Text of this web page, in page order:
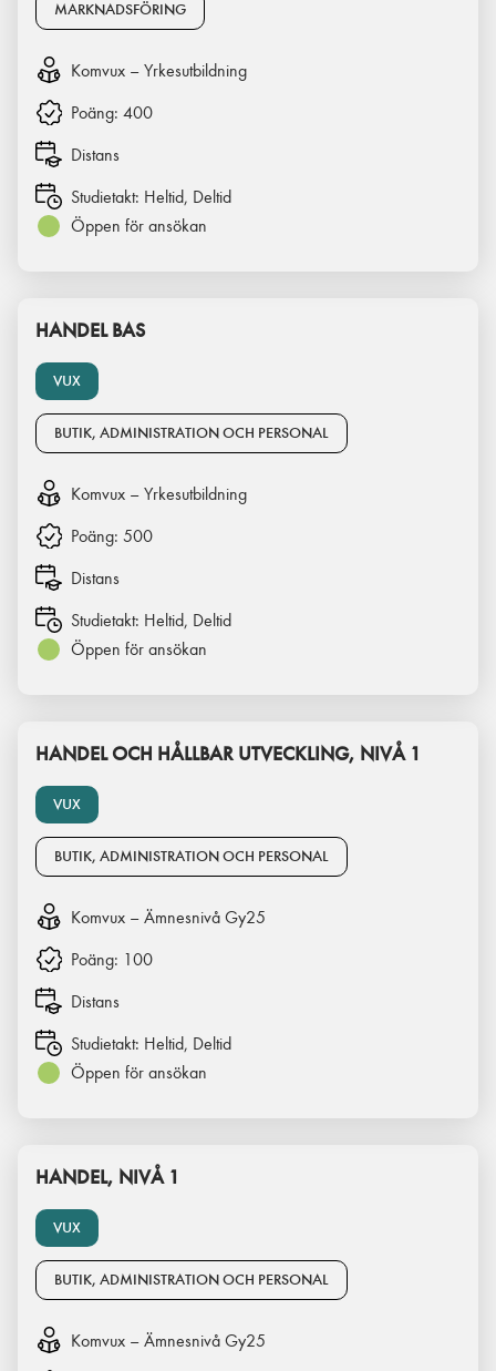
MARKNADSFÖRING
Komvux – Yrkesutbildning
Poäng: 400
Distans
Studietakt: Heltid, Deltid
Öppen för ansökan
VUX
HANDEL BAS
BUTIK, ADMINISTRATION OCH PERSONAL
Komvux – Yrkesutbildning
Poäng: 500
Distans
Studietakt: Heltid, Deltid
Öppen för ansökan
VUX
HANDEL OCH HÅLLBAR UTVECKLING, NIVÅ 1
BUTIK, ADMINISTRATION OCH PERSONAL
Komvux – Ämnesnivå Gy25
Poäng: 100
Distans
Studietakt: Heltid, Deltid
Öppen för ansökan
VUX
HANDEL, NIVÅ 1
BUTIK, ADMINISTRATION OCH PERSONAL
Komvux – Ämnesnivå Gy25